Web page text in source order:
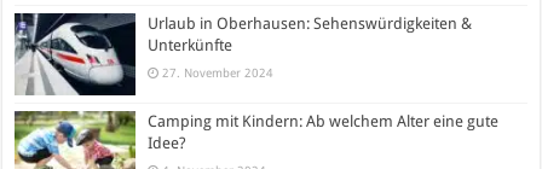
Urlaub in Oberhausen: Sehenswürdigkeiten &
Unterkünfte
27. November 2024
Camping mit Kindern: Ab welchem Alter eine gute
Idee?